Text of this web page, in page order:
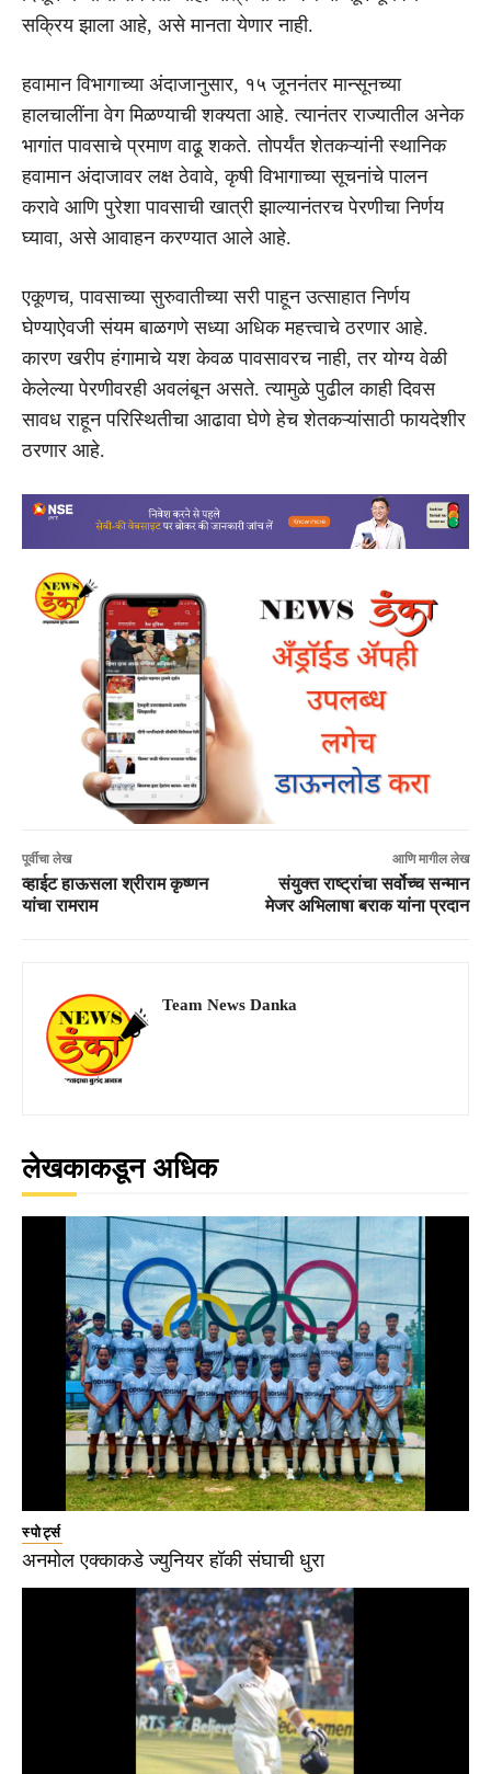
सक्रिय झाला आहे, असे मानता येणार नाही.
हवामान विभागाच्या अंदाजानुसार, १५ जूननंतर मान्सूनच्या
हालचालींना वेग मिळण्याची शक्यता आहे. त्यानंतर राज्यातील अनेक
भागांत पावसाचे प्रमाण वाढू शकते. तोपर्यंत शेतकऱ्यांनी स्थानिक
हवामान अंदाजावर लक्ष ठेवावे, कृषी विभागाच्या सूचनांचे पालन
करावे आणि पुरेशा पावसाची खात्री झाल्यानंतरच पेरणीचा निर्णय
घ्यावा, असे आवाहन करण्यात आले आहे.
एकूणच, पावसाच्या सुरुवातीच्या सरी पाहून उत्साहात निर्णय
घेण्याऐवजी संयम बाळगणे सध्या अधिक महत्त्वाचे ठरणार आहे.
कारण खरीप हंगामाचे यश केवळ पावसावरच नाही, तर योग्य वेळी
केलेल्या पेरणीवरही अवलंबून असते. त्यामुळे पुढील काही दिवस
सावध राहून परिस्थितीचा आढावा घेणे हेच शेतकऱ्यांसाठी फायदेशीर
ठरणार आहे.
पूर्वीचा लेख
व्हाईट हाऊसला श्रीराम कृष्णन
यांचा रामराम
आणि मागील लेख
संयुक्त राष्ट्रांचा सर्वोच्च सन्मान
मेजर अभिलाषा बराक यांना प्रदान
Team News Danka
लेखकाकडून अधिक
स्पोर्ट्स
अनमोल एक्काकडे ज्युनियर हॉकी संघाची धुरा